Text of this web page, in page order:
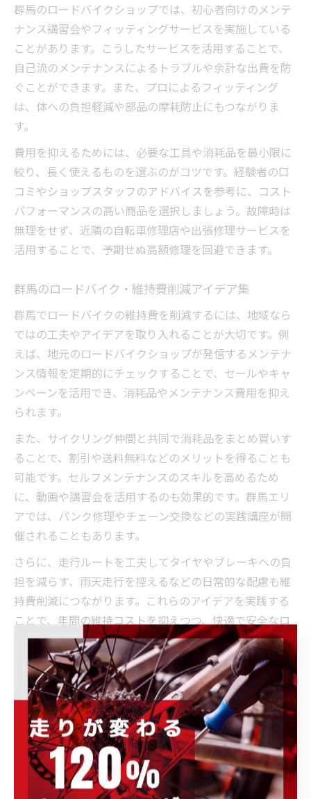
群馬のロードバイクショップでは、初心者向けのメンテ
ナンス講習会やフィッティングサービスを実施している
ことがあります。こうしたサービスを活用することで、
自己流のメンテナンスによるトラブルや余計な出費を防
ぐことができます。また、プロによるフィッティング
は、体への負担軽減や部品の摩耗防止にもつながりま
す。
費用を抑えるためには、必要な工具や消耗品を最小限に
絞り、長く使えるものを選ぶのがコツです。経験者の口
コミやショップスタッフのアドバイスを参考に、コスト
パフォーマンスの高い商品を選択しましょう。故障時は
無理をせず、近隣の自転車修理店や出張修理サービスを
活用することで、予期せぬ高額修理を回避できます。
群馬のロードバイク・維持費削減アイデア集
群馬でロードバイクの維持費を削減するには、地域なら
ではの工夫やアイデアを取り入れることが大切です。例
えば、地元のロードバイクショップが発信するメンテナ
ンス情報を定期的にチェックすることで、セールやキャ
ンペーンを活用でき、消耗品やメンテナンス費用を抑え
られます。
また、サイクリング仲間と共同で消耗品をまとめ買いす
ることで、割引や送料無料などのメリットを得ることも
可能です。セルフメンテナンスのスキルを高めるため
に、動画や講習会を活用するのも効果的です。群馬エリ
アでは、パンク修理やチェーン交換などの実践講座が開
催されることもあります。
さらに、走行ルートを工夫してタイヤやブレーキへの負
担を減らす、雨天走行を控えるなどの日常的な配慮も維
持費削減につながります。これらのアイデアを実践する
ことで、年間の維持コストを抑えつつ、快適で安全なロ
ードバイクライフを楽しむことができます。
セルフ点検で支出を減らす群馬流の工夫
セルフ点検を習慣化することで、群馬ならではの厳しい
気象や路面状況による部品の摩耗や故障を早期発見で
き、支出を大幅に減らすことが可能です。例えば、週1回
のチェーン清掃やタイヤの異物チェックを行うだけで
も、トラブルの発生リスクを下げられます。